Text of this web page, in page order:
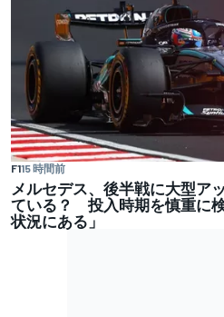
F115 時間前
メルセデス、後半戦に大型ア
ている？ 投入時期を慎重に
状況にある」